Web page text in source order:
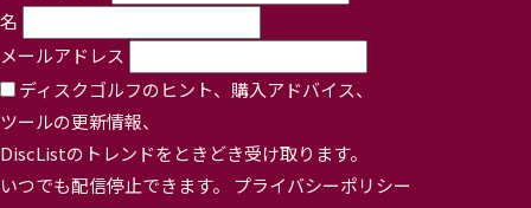
名
メールアドレス
ディスクゴルフのヒント、購入アドバイス、
ツールの更新情報、
DiscListのトレンドをときどき受け取ります。
いつでも配信停止できます。 プライバシーポリシー